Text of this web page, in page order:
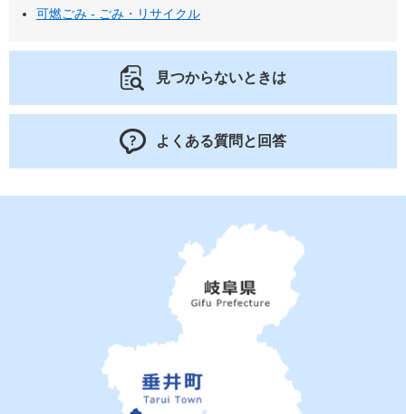
可燃ごみ - ごみ・リサイクル
見つからないときは
よくある質問と回答